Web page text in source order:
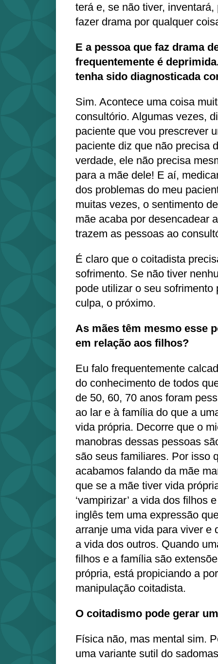
terá e, se não tiver,
fazer drama por qualquer
E a pessoa que faz drama
frequentemente é
tenha sido diagnosticada
Sim. Acontece uma coisa
consultório. Algumas vezes,
paciente que vou prescrever
paciente diz que não precisa
verdade, ele não precisa
para a mãe dele! E aí,
dos problemas do meu
muitas vezes, o sentimento
mãe acaba por desencadear
trazem as pessoas ao
É claro que o coitadista
sofrimento. Se não tiver
pode utilizar o seu sofrimento
culpa, o próximo.
As mães têm mesmo esse
em relação aos filhos?
Eu falo frequentemente
do conhecimento de todos
de 50, 60, 70 anos foram
ao lar e à família do que a
vida própria. Decorre que o
manobras dessas pessoas
são seus familiares. Por isso
acabamos falando da mãe
que se a mãe tiver vida
‘vampirizar’ a vida dos filhos
inglês tem uma expressão
arranje uma vida para viver e
a vida dos outros. Quando
filhos e a família são
própria, está propiciando a
manipulação coitadista.
O coitadismo pode gerar
Física não, mas mental sim.
uma variante sutil do